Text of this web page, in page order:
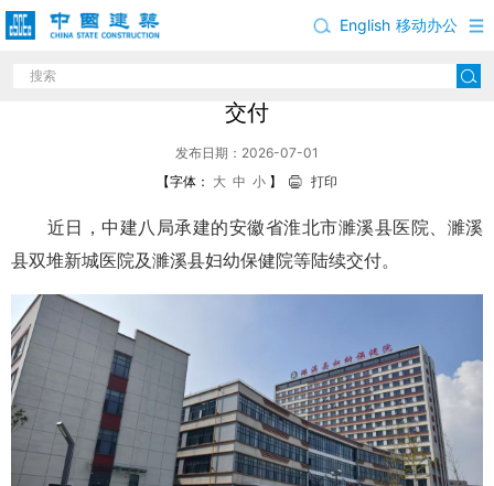
移动办公
English
中建八局承建的安徽淮北市濉溪县系列医院项目
交付
发布日期：2026-07-01
【字体： 大 中 小 】 打印
近日，中建八局承建的安徽省淮北市濉溪县医院、濉溪
县双堆新城医院及濉溪县妇幼保健院等陆续交付。